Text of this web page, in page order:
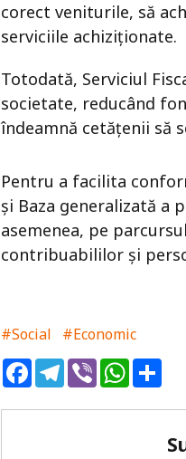
corect veniturile, să
serviciile achiziționate.
Totodată, Serviciul
societate, reducând
îndeamnă cetățenii să
Pentru a facilita
și Baza generalizată a
asemenea, pe
contribuabililor și
#Social
#Economic
FacebookTelegram
Viber